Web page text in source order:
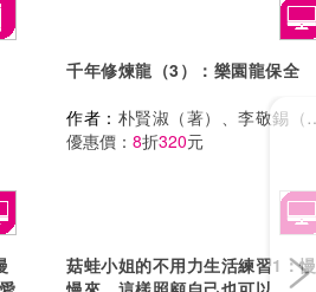
千年修煉龍（3）：樂園龍保全
作者： 朴賢淑（著）、李敬錫（繪）
優惠價： 8折320元
菇蛙小姐的不用力生活練習1：慢
Next